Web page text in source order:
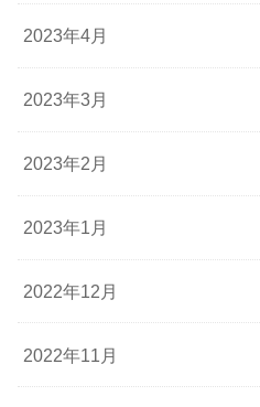
2023年4月
2023年3月
2023年2月
2023年1月
2022年12月
2022年11月